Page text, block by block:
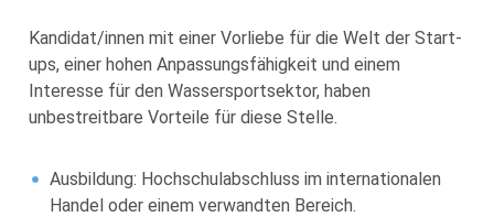
Kandidat/innen mit einer Vorliebe für die Welt der Start-
ups, einer hohen Anpassungsfähigkeit und einem
Interesse für den Wassersportsektor, haben
unbestreitbare Vorteile für diese Stelle.
Ausbildung: Hochschulabschluss im internationalen
Handel oder einem verwandten Bereich.